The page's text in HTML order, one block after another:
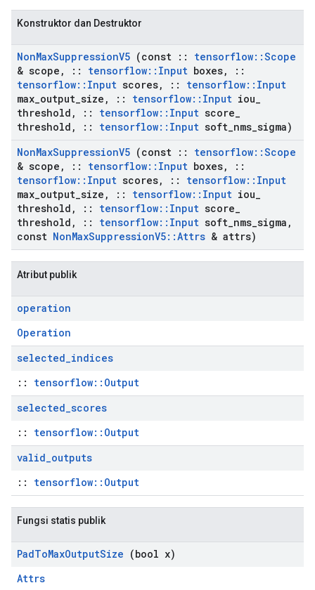
Konstruktor dan Destruktor
NonMaxSuppressionV5 (const :: tensorflow::Scope
& scope , :: tensorflow:: Input boxes,
::
tensorflow:: Input scores, :: tensorflow:: Input
max output size , :: tensorflow:: Input iou
threshold , :: tensorflow:: Input score
threshold , :: tensorflow:: Input soft nms sigma)
NonMaxSuppressionV5 (const :: tensorflow::Scope
& scope , :: tensorflow:: Input boxes,
::
tensorflow:: Input scores, :: tensorflow:: Input
max output size , :: tensorflow:: Input iou
threshold , :: tensorflow:: Input score
threshold , :: tensorflow:: Input soft nms sigma ,
const NonMaxSuppressionV5::Attrs & attrs)
Atribut publik
operation
Operation
selected_indices
:: tensorflow::Output
selected_scores
:: tensorflow::Output
valid_outputs
:: tensorflow::Output
Fungsi statis publik
PadToMaxOutputSize (bool x)
Attrs